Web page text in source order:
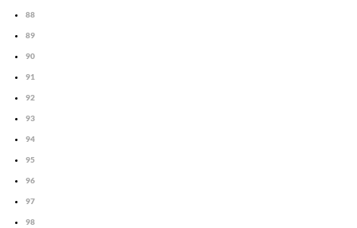
88
89
90
91
92
93
94
95
96
97
98